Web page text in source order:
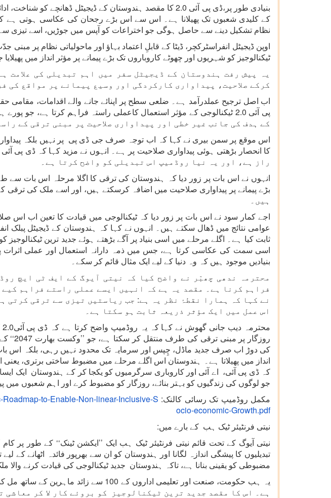
بنیادی طور پر،ڈی پی آئی 2.0 کا مقصد ہندوستان کے ڈیجیٹل
کے کلیدی شعبوں تک پھیلانا ہے۔ اس سے اس بڑے رجحان کی عکاسی ہوتی ہے کہ
نظام تشکیل دینے سے حاصل ہوگی جو اختراعات کو آپس میں جوڑیں، اسے تیزی سے
اوپن ڈیجیٹل انفراسٹرکچر، ڈیٹا کے قابلِ اعتماد بہاؤ اور ماحولیاتی نظام
ٹیکنالوجیز کو شہریوں اور چھوٹے کاروباروں تک بڑے پیمانے پر مؤثر انداز میں
یہ پیش رفت ہندوستان کے ڈیجیٹل سفر میں اہم تبدیلی کی
کرکے صلاحیت، پیداواری کارکردگی اور وسیع پیمانے پر مواقع کی
اب اصل ترجیح عملدرآمد ہے۔ ضلعی سطح پر اپنائے جانے والے اقدامات، مقامی
کے ہدف کی جانب غیر خطی اور پیداواری صلاحیت پر مبنی ترقی کے
اس موقع پر سمن بیری نے کہا کہ اب توجہ صرف جی ڈی پی پر نہیں بلکہ
راز ہے، اور یہ نیا روڈمیپ اس تبدیلی کو واضح کرتا ہے۔
انہوں نے اس بات پر زور دیا کہ ہندوستان کی ترقی کا اگلا مرحلہ اس بات
ہیں۔
اجے کمار سود نے اس بات پر زور دیا کہ ٹیکنالوجی میں قیادت کا تعین اب اس
عوامی نتائج میں ڈھال سکتے ہیں۔ انہوں نے کہا کہ ہندوستان کے ڈیجیٹل پبلک
ثابت کیا ہے۔ اگلے مرحلے میں اسی بنیاد پر آگے بڑھتے ہوئے جدید ترین
اسی سمت کی عکاسی کرتا ہے، جس میں ذمہ دارانہ استعمال اور عملی اثرات
بنیادیں موجود ہیں کہ وہ دنیا کے لیے ایک مثال قائم کر سکے۔
محترمہ ندھی چھبّر نے واضح کیا کہ نیتی آیوگ کے ایف ٹی ایچ
فراہم کرنا ہے۔ مقصد یہ ہے کہ انہیں ایسے عملی راستے فراہم
نے کہا کہ ہمارا نقطۂ نظر یہ ہے: جب ریاستیں تیزی سے ترقی
اس عمل میں ایک مؤثر ذریعہ ثابت ہو سکتا ہے۔
کی دوڑ اب صرف جدید ماڈل، چِپس اور سرمایہ تک محدود نہیں رہی، بلکہ اس
انداز میں پھیلاتا ہے۔ ہندوستان اس اگلے مرحلے میں مضبوط ساختی برتری،
کہ ڈی پی آئی، اے آئی اور کاروباری سرگرمیوں کو یکجا کر کے ہندوستان ایک
جو لوگوں کی زندگیوں کو بہتر بنائے، روزگار کو مضبوط کرے اور اہم شعبوں میں
مکمل روڈمیپ تک رسائی کالنک: to-Enable-Non-linear-Inclusive-S
ocio-economic-Growth.pdf
نیتی فرنٹیئر ٹیک ہب کے بارے میں:
نیتی آیوگ کے تحت قائم نیتی فرنٹیئر ٹیک ہب ایک ’’ایکشن ٹینک‘‘ کے طور
تبدیلیوں کا پیشگی اندازہ لگانا اور ہندوستان کو ان سے بھرپور فائدہ اٹھانے
مضبوطی کو یقینی بنانا ہے، تاکہ ہندوستان جدید ٹیکنالوجی کی قیادت کرنے والا
ہے۔ اس کا مقصد جدید ترین ٹیکنالوجیز کو بروئے کار لا کر